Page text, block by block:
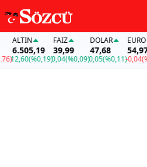
ALTIN
6.505,19
12,60(%0,19)
FAİZ
39,99
0,04(%0,09)
DOLAR
47,68
0,05(%0,11)
EURO
54,97
-0,04(%-